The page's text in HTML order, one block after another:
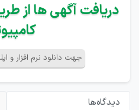
دریافت آگهی ها از
جهت دانلود نرم افزار و
دیدگاه‌ها